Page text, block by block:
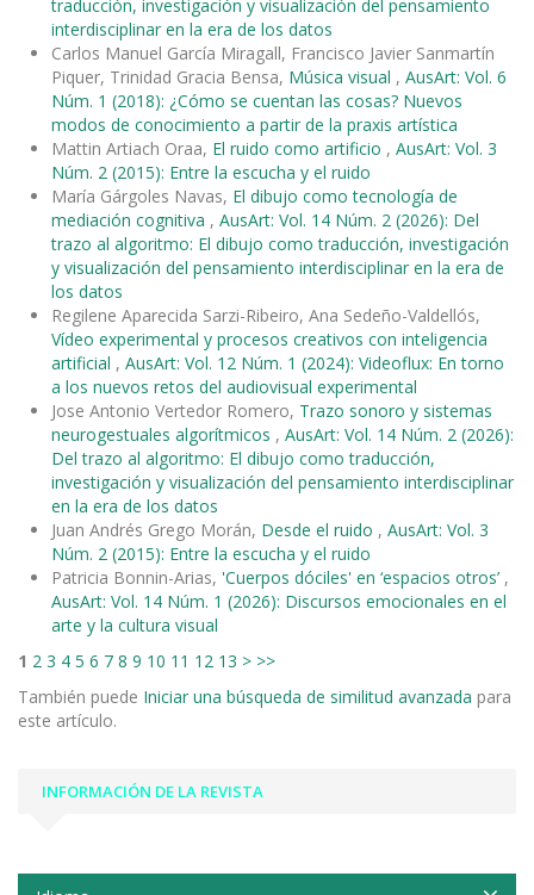
traducción, investigación y visualización del pensamiento
interdisciplinar en la era de los datos
Carlos Manuel García Miragall, Francisco Javier Sanmartín
Piquer, Trinidad Gracia Bensa, Música visual , AusArt: Vol. 6
Núm. 1 (2018): ¿Cómo se cuentan las cosas? Nuevos
modos de conocimiento a partir de la praxis artística
Mattin Artiach Oraa, El ruido como artificio , AusArt: Vol. 3
Núm. 2 (2015): Entre la escucha y el ruido
María Gárgoles Navas, El dibujo como tecnología de
mediación cognitiva , AusArt: Vol. 14 Núm. 2 (2026): Del
trazo al algoritmo: El dibujo como traducción, investigación
y visualización del pensamiento interdisciplinar en la era de
los datos
Regilene Aparecida Sarzi-Ribeiro, Ana Sedeño-Valdellós,
Vídeo experimental y procesos creativos con inteligencia
artificial , AusArt: Vol. 12 Núm. 1 (2024): Videoflux: En torno
a los nuevos retos del audiovisual experimental
Jose Antonio Vertedor Romero, Trazo sonoro y sistemas
neurogestuales algorítmicos , AusArt: Vol. 14 Núm. 2 (2026):
Del trazo al algoritmo: El dibujo como traducción,
investigación y visualización del pensamiento interdisciplinar
en la era de los datos
Juan Andrés Grego Morán, Desde el ruido , AusArt: Vol. 3
Núm. 2 (2015): Entre la escucha y el ruido
Patricia Bonnin-Arias, 'Cuerpos dóciles' en ‘espacios otros’ ,
AusArt: Vol. 14 Núm. 1 (2026): Discursos emocionales en el
arte y la cultura visual
1 2 3 4 5 6 7 8 9 10 11 12 13 > >>
También puede Iniciar una búsqueda de similitud avanzada para
este artículo.
INFORMACIÓN DE LA REVISTA